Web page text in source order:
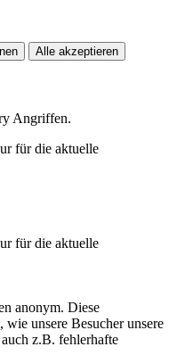
Alle akzeptieren
Angriffen.
für die aktuelle
für die aktuelle
anonym. Diese
unsere Besucher unsere
z.B. fehlerhafte